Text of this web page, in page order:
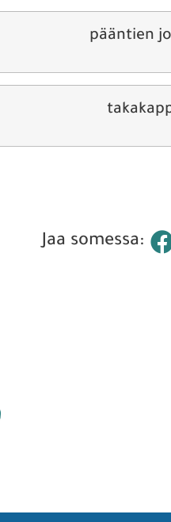
pääntien
Jaa somessa: